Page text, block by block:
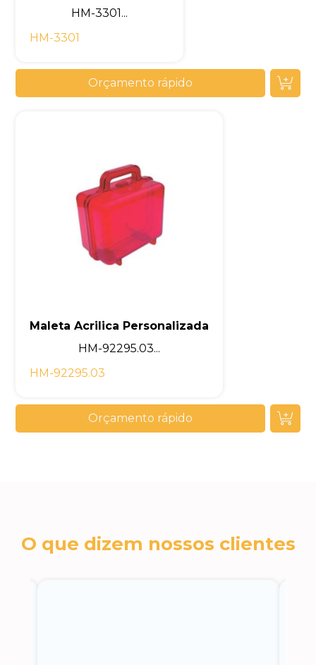
HM-3301...
HM-3301
Orçamento rápido
Maleta Acrilica Personalizada
HM-92295.03...
HM-92295.03
Orçamento rápido
O que dizem nossos clientes